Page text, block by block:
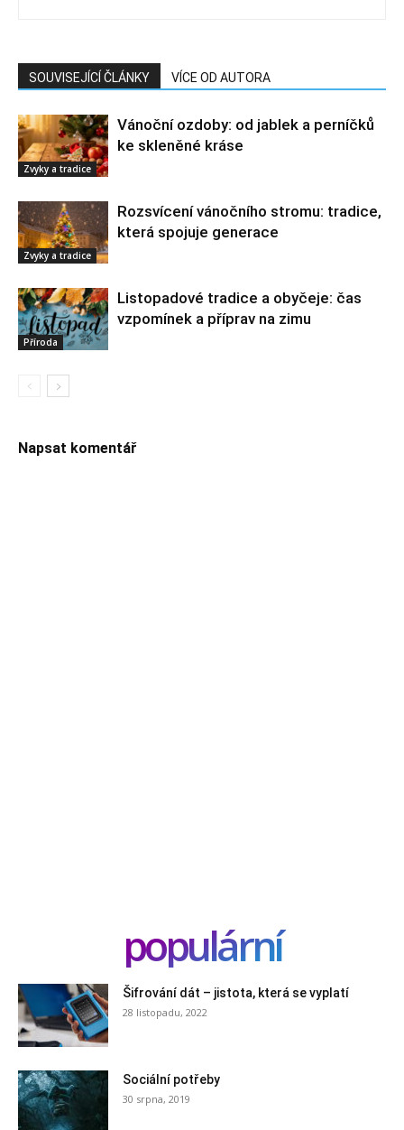
SOUVISEJÍCÍ ČLÁNKY VÍCE OD AUTORA
Zvyky a tradice
Vánoční ozdoby: od jablek a perníčků
ke skleněné kráse
Zvyky a tradice
Rozsvícení vánočního stromu: tradice,
která spojuje generace
Příroda
Listopadové tradice a obyčeje: čas
vzpomínek a příprav na zimu
Napsat komentář
populární
Šifrování dát – jistota, která se vyplatí
28 listopadu, 2022
Sociální potřeby
30 srpna, 2019